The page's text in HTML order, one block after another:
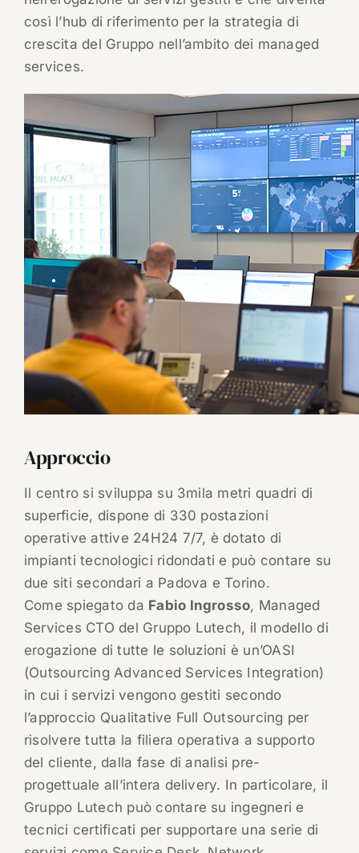
così l’hub di riferimento per la strategia di
crescita del Gruppo nell’ambito dei managed
services.
Approccio
Il centro si sviluppa su 3mila metri quadri di
superficie, dispone di 330 postazioni
operative attive 24H24 7/7, è dotato di
impianti tecnologici ridondati e può contare su
due siti secondari a Padova e Torino.
Come spiegato da Fabio Ingrosso, Managed
Services CTO del Gruppo Lutech, il modello di
erogazione di tutte le soluzioni è un’OASI
(Outsourcing Advanced Services Integration)
in cui i servizi vengono gestiti secondo
l’approccio Qualitative Full Outsourcing per
risolvere tutta la filiera operativa a supporto
del cliente, dalla fase di analisi pre-
progettuale all’intera delivery. In particolare, il
Gruppo Lutech può contare su ingegneri e
tecnici certificati per supportare una serie di